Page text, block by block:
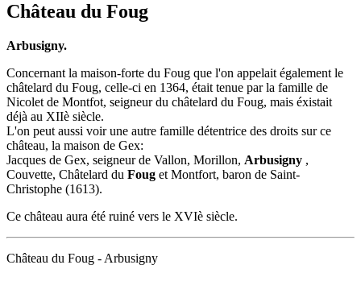
Château du Foug
Arbusigny.
Concernant la maison-forte du Foug que l'on appelait également le
châtelard du Foug, celle-ci en 1364, était tenue par la famille de
Nicolet de Montfot, seigneur du châtelard du Foug, mais éxistait
déjà au XIIè siècle.
L'on peut aussi voir une autre famille détentrice des droits sur ce
château, la maison de Gex:
Jacques de Gex, seigneur de Vallon, Morillon, Arbusigny ,
Couvette, Châtelard du Foug et Montfort, baron de Saint-
Christophe (1613).
Ce château aura été ruiné vers le XVIè siècle.
Château du Foug - Arbusigny